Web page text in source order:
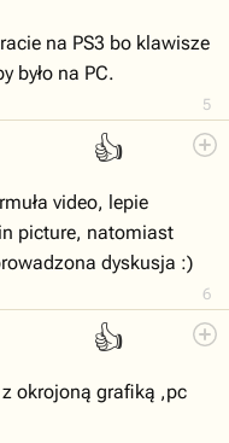
5
na PS3 bo klawisze
było na PC.
👍
6
video, lepie
picture, natomiast
dyskusja :)
👍
okrojoną grafiką ,pc